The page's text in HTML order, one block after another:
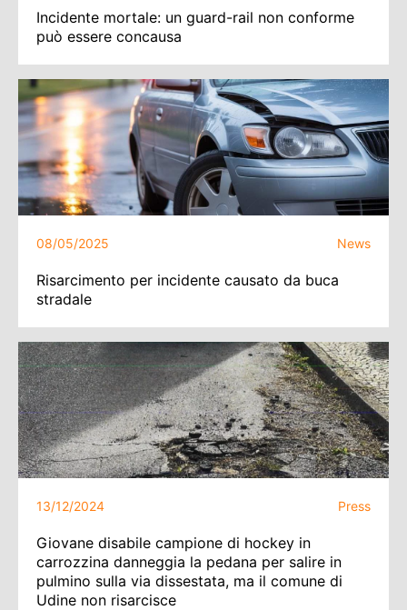
Incidente mortale: un guard-rail non conforme
può essere concausa
08/05/2025 News
Risarcimento per incidente causato da buca
stradale
13/12/2024 Press
Giovane disabile campione di hockey in
carrozzina danneggia la pedana per salire in
pulmino sulla via dissestata, ma il comune di
Udine non risarcisce